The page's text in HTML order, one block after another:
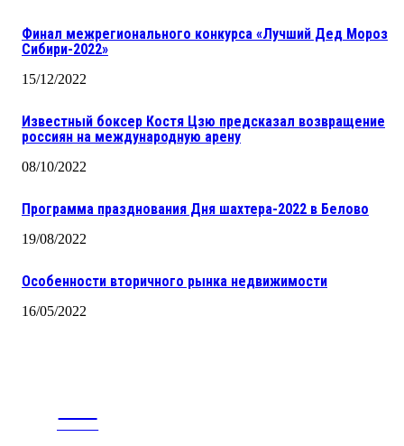
Финал межрегионального конкурса «Лучший Дед Мороз
Сибири-2022»
15/12/2022
Известный боксер Костя Цзю предсказал возвращение
россиян на международную арену
08/10/2022
Программа празднования Дня шахтера-2022 в Белово
19/08/2022
Особенности вторичного рынка недвижимости
16/05/2022
news